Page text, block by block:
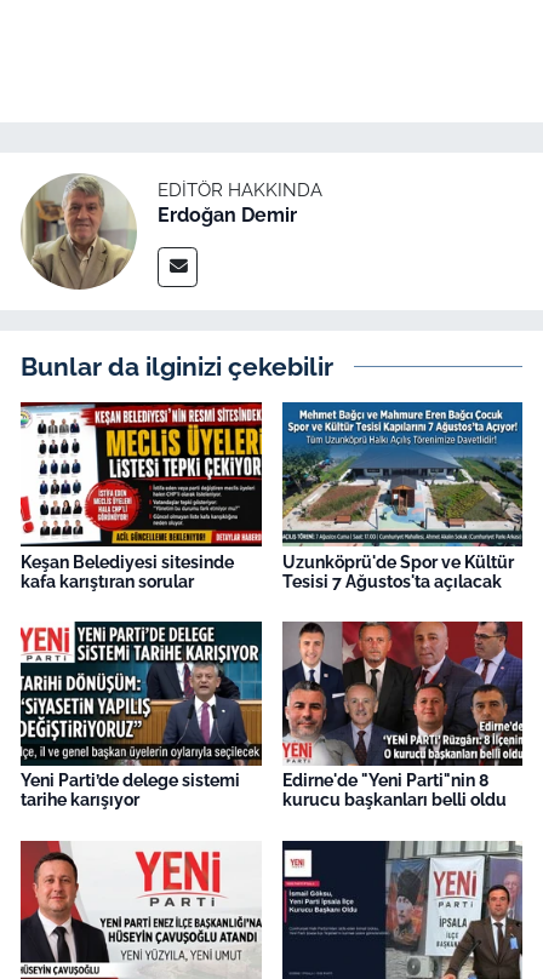
EDITÖR HAKKINDA
Erdoğan Demir
Bunlar da ilginizi çekebilir
Keşan Belediyesi sitesinde
kafa karıştıran sorular
Uzunköprü'de Spor ve Kültür
Tesisi 7 Ağustos'ta açılacak
Yeni Parti’de delege sistemi
tarihe karışıyor
Edirne'de "Yeni Parti"nin 8
kurucu başkanları belli oldu